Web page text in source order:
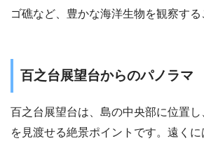
ゴ礁など、豊かな海洋生物を観察する
百之台展望台からのパノラマ
百之台展望台は、島の中央部に位置
を見渡せる絶景ポイントです。遠く